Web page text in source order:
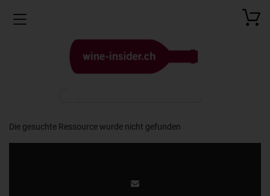
Toggle navigation
Die gesuchte Ressource wurde nicht gefunden